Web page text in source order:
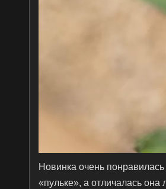
Новинка очень
«пульке», а отличалась